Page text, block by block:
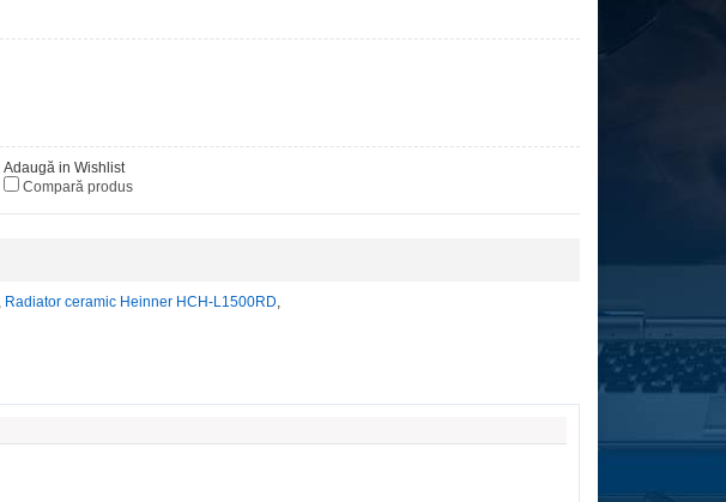
Adaugă in Wishlist
Compară produs
Radiator ceramic Heinner HCH-L1500RD